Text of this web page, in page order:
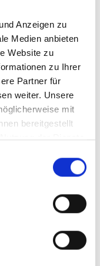
Anzeigen zu
Medien anbieten
Website zu
zu Ihrer
Partner für
weiter. Unsere
mit
bereitgestellt
der Dienste